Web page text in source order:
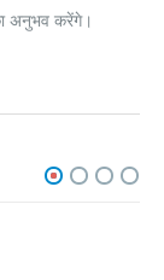
अनुभव करेंगे।